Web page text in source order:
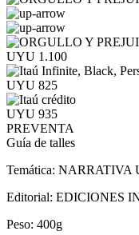
UYU 1.100
UYU 825
UYU 935
PREVENTA
Guía de talles
Temática: NARRATIVA
Editorial: EDICIONES
Peso: 400g